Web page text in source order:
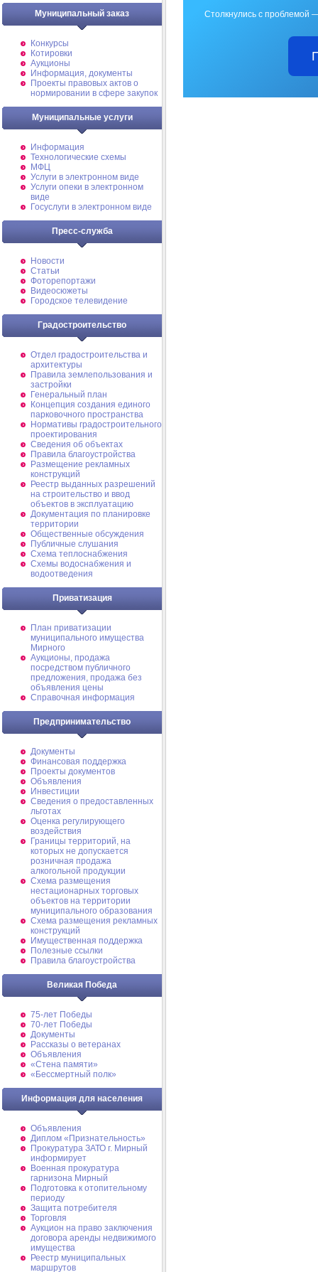
Муниципальный заказ
Конкурсы
Котировки
Аукционы
Информация, документы
Проекты правовых актов о
нормировании в сфере закупок
Муниципальные услуги
Информация
Технологические схемы
МФЦ
Услуги в электронном виде
Услуги опеки в электронном
виде
Госуслуги в электронном виде
Пресс-служба
Новости
Статьи
Фоторепортажи
Видеосюжеты
Городское телевидение
Градостроительство
Отдел градостроительства и
архитектуры
Правила землепользования и
застройки
Генеральный план
Концепция создания единого
парковочного пространства
Нормативы градостроительного
проектирования
Сведения об объектах
Правила благоустройства
Размещение рекламных
конструкций
Реестр выданных разрешений
на строительство и ввод
объектов в эксплуатацию
Документация по планировке
территории
Общественные обсуждения
Публичные слушания
Схема теплоснабжения
Схемы водоснабжения и
водоотведения
Приватизация
План приватизации
муниципального имущества
Мирного
Аукционы, продажа
посредством публичного
предложения, продажа без
объявления цены
Справочная информация
Предпринимательство
Документы
Финансовая поддержка
Проекты документов
Объявления
Инвестиции
Сведения о предоставленных
льготах
Оценка регулирующего
воздействия
Границы территорий, на
которых не допускается
розничная продажа
алкогольной продукции
Схема размещения
нестационарных торговых
объектов на территории
муниципального образования
Схема размещения рекламных
конструкций
Имущественная поддержка
Полезные ссылки
Правила благоустройства
Великая Победа
75-лет Победы
70-лет Победы
Документы
Рассказы о ветеранах
Объявления
«Стена памяти»
«Бессмертный полк»
Информация для населения
Объявления
Диплом «Признательность»
Прокуратура ЗАТО г. Мирный
информирует
Военная прокуратура
гарнизона Мирный
Подготовка к отопительному
периоду
Защита потребителя
Торговля
Аукцион на право заключения
договора аренды недвижимого
имущества
Реестр муниципальных
маршрутов
Столкнулись с проблемой